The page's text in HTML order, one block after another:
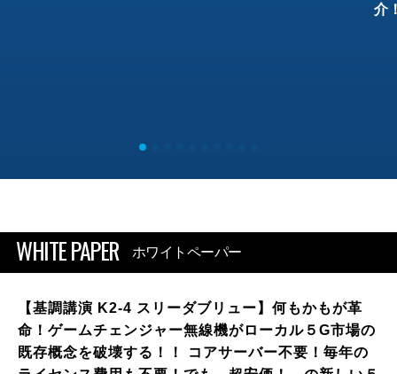
介
WHITE PAPER ホワイトペーパー
【基調講演 K2-4 スリーダブリュー】何もかもが革
命！ゲームチェンジャー無線機がローカル５G市場の
既存概念を破壊する！！ コアサーバー不要！毎年の